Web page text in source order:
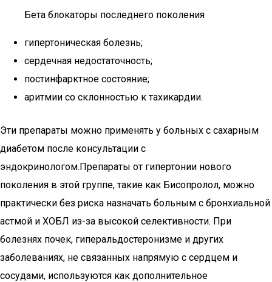
Бета блокаторы последнего поколения
гипертоническая болезнь;
сердечная недостаточность;
постинфарктное состояние;
аритмии со склонностью к тахикардии.
Эти препараты можно применять у больных с сахарным
диабетом после консультации с
эндокринологом.Препараты от гипертонии нового
поколения в этой группе, такие как Бисопролол, можно
практически без риска назначать больным с бронхиальной
астмой и ХОБЛ из-за высокой селективности. При
болезнях почек, гиперальдостеронизме и других
заболеваниях, не связанных напрямую с сердцем и
сосудами, используются как дополнительное